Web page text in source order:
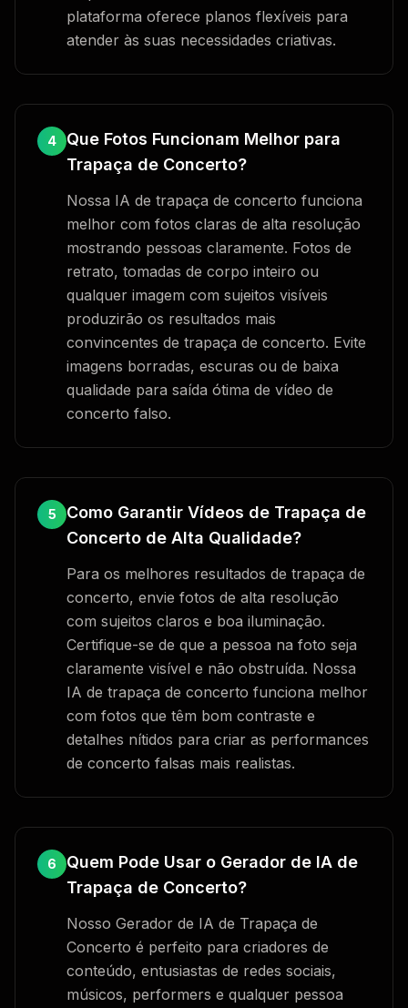
plataforma oferece planos flexíveis para
atender às suas necessidades criativas.
4
Que Fotos Funcionam Melhor para
Trapaça de Concerto?
Nossa IA de trapaça de concerto funciona
melhor com fotos claras de alta resolução
mostrando pessoas claramente. Fotos de
retrato, tomadas de corpo inteiro ou
qualquer imagem com sujeitos visíveis
produzirão os resultados mais
convincentes de trapaça de concerto. Evite
imagens borradas, escuras ou de baixa
qualidade para saída ótima de vídeo de
concerto falso.
5
Como Garantir Vídeos de Trapaça de
Concerto de Alta Qualidade?
Para os melhores resultados de trapaça de
concerto, envie fotos de alta resolução
com sujeitos claros e boa iluminação.
Certifique-se de que a pessoa na foto seja
claramente visível e não obstruída. Nossa
IA de trapaça de concerto funciona melhor
com fotos que têm bom contraste e
detalhes nítidos para criar as performances
de concerto falsas mais realistas.
6
Quem Pode Usar o Gerador de IA de
Trapaça de Concerto?
Nosso Gerador de IA de Trapaça de
Concerto é perfeito para criadores de
conteúdo, entusiastas de redes sociais,
músicos, performers e qualquer pessoa